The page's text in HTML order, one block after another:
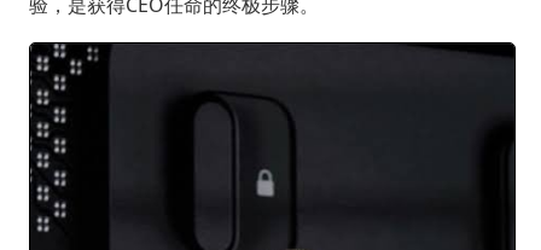
验，是获得CEO任命的终极步骤。